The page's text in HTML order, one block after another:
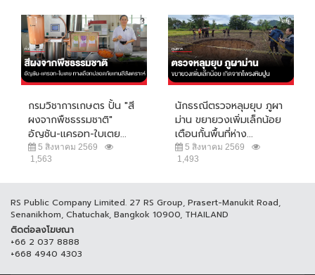
กรมวิชาการเกษตร ปั้น "สี
ผงจากพืชธรรมชาติ"
อัญชัน-แครอท-ใบเตย...
5 สิงหาคม 2569
1,563
นักธรณีตรวจหลุมยุบ ภูผา
ม่าน ขยายวงเพิ่มเล็กน้อย
เตือนกั้นพื้นที่ห่าง...
5 สิงหาคม 2569
1,493
RS Public Company Limited. 27 RS Group, Prasert-Manukit Road,
Senanikhom, Chatuchak, Bangkok 10900, THAILAND
ติดต่อลงโฆษณา
+66 2 037 8888
+668 4940 4303